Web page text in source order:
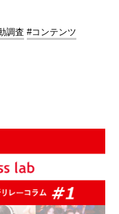
調査 #コンテンツ